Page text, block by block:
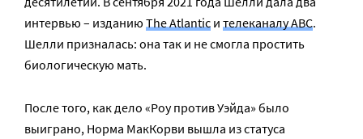
интервью – изданию The Atlantic и телеканалу ABC.
Шелли призналась: она так и не смогла простить
биологическую мать.
После того, как дело «Роу против Уэйда» было
выиграно, Норма МакКорви вышла из статуса